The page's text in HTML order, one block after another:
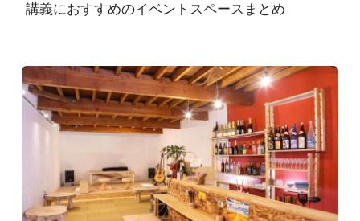
講義におすすめのイベントスペースまとめ